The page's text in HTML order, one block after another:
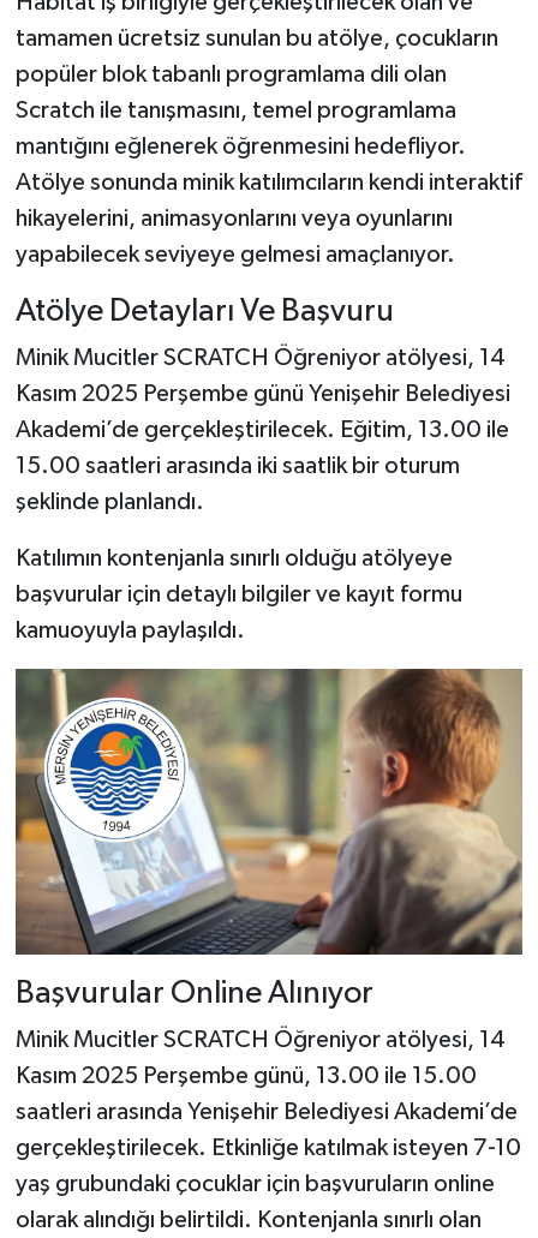
tamamen ücretsiz sunulan bu atölye, çocukların
popüler blok tabanlı programlama dili olan
Scratch ile tanışmasını, temel programlama
mantığını eğlenerek öğrenmesini hedefliyor.
Atölye sonunda minik katılımcıların kendi interaktif
hikayelerini, animasyonlarını veya oyunlarını
yapabilecek seviyeye gelmesi amaçlanıyor.
Atölye Detayları Ve Başvuru
Minik Mucitler SCRATCH Öğreniyor atölyesi, 14
Kasım 2025 Perşembe günü Yenişehir Belediyesi
Akademi’de gerçekleştirilecek. Eğitim, 13.00 ile
15.00 saatleri arasında iki saatlik bir oturum
şeklinde planlandı.
Katılımın kontenjanla sınırlı olduğu atölyeye
başvurular için detaylı bilgiler ve kayıt formu
kamuoyuyla paylaşıldı.
Başvurular Online Alınıyor
Minik Mucitler SCRATCH Öğreniyor atölyesi, 14
Kasım 2025 Perşembe günü, 13.00 ile 15.00
saatleri arasında Yenişehir Belediyesi Akademi’de
gerçekleştirilecek. Etkinliğe katılmak isteyen 7-10
yaş grubundaki çocuklar için başvuruların online
olarak alındığı belirtildi. Kontenjanla sınırlı olan